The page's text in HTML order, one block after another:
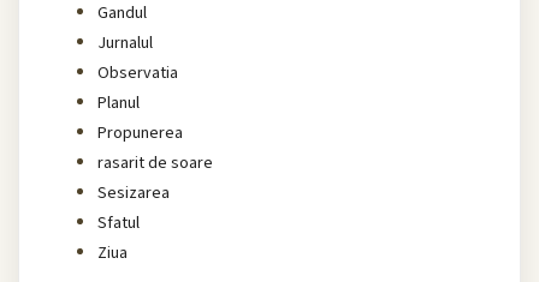
Gandul
Jurnalul
Observatia
Planul
Propunerea
rasarit de soare
Sesizarea
Sfatul
Ziua